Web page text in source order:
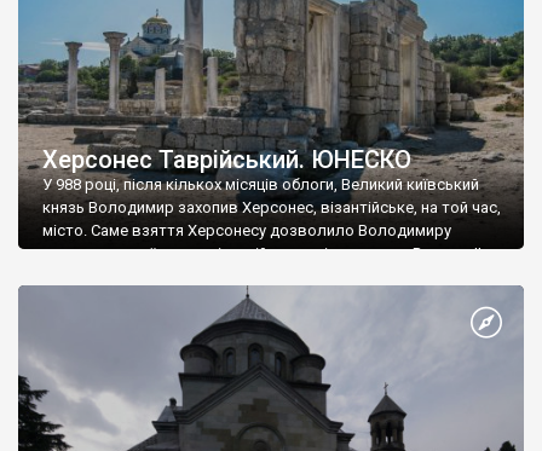
Херсонес Таврійський. ЮНЕСКО
У 988 році, після кількох місяців облоги, Великий київський
князь Володимир захопив Херсонес, візантійське, на той час,
місто. Саме взяття Херсонесу дозволило Володимиру
диктувати свої умови візантійському імператору Василю ІІ, та
Херсонесі Володимир-язичник, став Василем-християнином.
А потім було Хрещення Русі. На честь Херсонесу Таврійського